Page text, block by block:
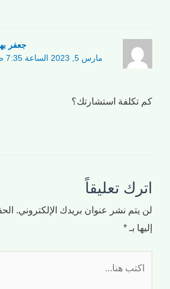
جعفر
مارس 5, 2023 الساعة 7:35 ص
كم تكلفة استشارتك؟
اترك تعليقاً
لن يتم نشر عنوان بريدك الإلكتروني.
إليها بـ *